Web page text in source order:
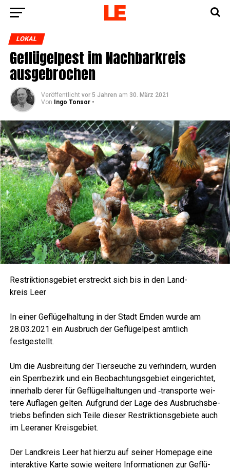
LOKAL
Geflü­gel­pest im Nach­bar­kreis
ausgebrochen
Veröffentlicht vor 5 Jahren am 30. März 2021
Von
Ingo Tonsor -
Restrik­ti­ons­ge­biet erstreckt sich bis in den Land­
kreis Leer
In einer Geflü­gel­hal­tung in der Stadt Emden wur­de am
28.03.2021 ein Aus­bruch der Geflü­gel­pest amt­lich
festgestellt.
Um die Aus­brei­tung der Tier­seu­che zu ver­hin­dern, wur­den
ein Sperr­be­zirk und ein Beob­ach­tungs­ge­biet ein­ge­rich­tet,
inner­halb derer für Geflü­gel­hal­tun­gen und ‑trans­por­te wei­
te­re Auf­la­gen gel­ten. Auf­grund der Lage des Aus­bruchs­be­
triebs befin­den sich Tei­le die­ser Restrik­ti­ons­ge­bie­te auch
im Leera­ner Kreisgebiet.
Der Land­kreis Leer hat hier­zu auf sei­ner Home­page eine
inter­ak­ti­ve Kar­te sowie wei­te­re Infor­ma­tio­nen zur Geflü­